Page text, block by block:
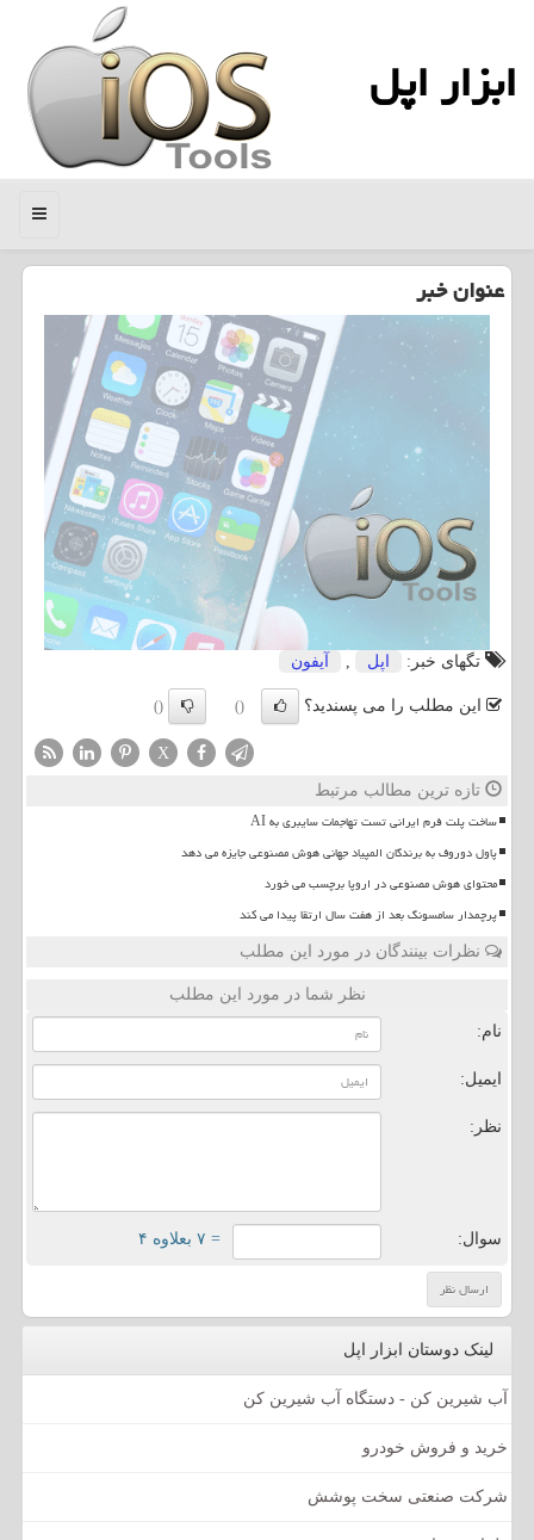
ابزار اپل
منو
عنوان خبر
تگهای خبر: اپل آیفون
این مطلب را می پسندید؟ ()
()
X
تازه ترین مطالب مرتبط
ساخت پلت فرم ایرانی تست تهاجمات سایبری به AI
پاول دوروف به برندگان المپیاد جهانی هوش مصنوعی جایزه می دهد
محتوای هوش مصنوعی در اروپا برچسب می خورد
پرچمدار سامسونگ بعد از هفت سال ارتقا پیدا می کند
نظرات بینندگان در مورد این مطلب
نظر شما در مورد این مطلب
نام:
ایمیل:
نظر:
سوال: = ۷ بعلاوه ۴
لینک دوستان ابزار اپل
آب شیرین کن - دستگاه آب شیرین کن
خرید و فروش خودرو
شرکت صنعتی سخت پوشش